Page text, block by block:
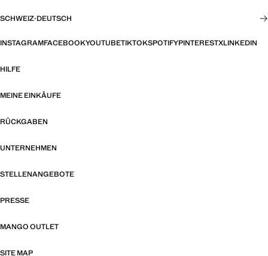
SCHWEIZ·DEUTSCH
INSTAGRAMFACEBOOKYOUTUBETIKTOKSPOTIFYPINTERESTXLINKEDIN
HILFE
MEINE EINKÄUFE
RÜCKGABEN
UNTERNEHMEN
STELLENANGEBOTE
PRESSE
MANGO OUTLET
SITE MAP